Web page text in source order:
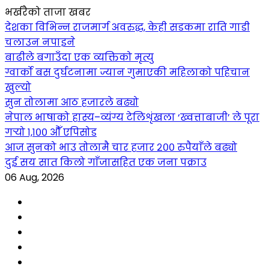
भर्खरैको ताजा खबर
देशका विभिन्न राजमार्ग अवरुद्ध, केही सडकमा राति गाडी
चलाउन नपाइने
बाढीले बगाउँदा एक व्यक्तिको मृत्यु
ग्वार्को बस दुर्घटनामा ज्यान गुमाएकी महिलाको पहिचान
खुल्यो
सुन तोलामा आठ हजारले बढ्यो
नेपाल भाषाको हास्य–व्यंग्य टेलिशृंखला ‘ख्वत्ताबाजी’ ले पूरा
गर्‍यो १,१०० औँ एपिसोड
आज सुनको भाउ तोलामै चार हजार २०० रुपैयाँले बढ्यो
दुई सय सात किलो गाँजासहित एक जना पक्राउ
06 Aug, 2026